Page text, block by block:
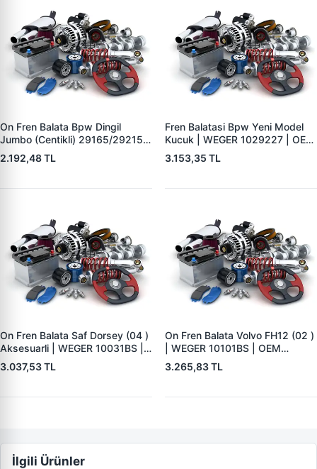
On Fren Balata Bpw Dingil
Jumbo (Centikli) 29165/29215 |
WEGER 10041-2 | OEM
0509290050 0980102750
2.192,48 TL
Fren Balatasi Bpw Yeni Model
Kucuk | WEGER 1029227 | OEM
509290120 29227
3.153,35 TL
On Fren Balata Saf Dorsey (04 )
Aksesuarli | WEGER 10031BS |
OEM 3057008400
3.037,53 TL
On Fren Balata Volvo FH12 (02 )
| WEGER 10101BS | OEM
1078439
3.265,83 TL
İlgili Ürünler